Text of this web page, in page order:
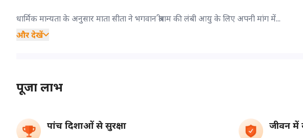
धार्मिक मान्यता के अनुसार माता सीता ने भगवान श्रीराम की लंबी आयु के लिए अपनी मांग में...
और देखें
पूजा लाभ
पांच दिशाओं से सुरक्षा जीवन में